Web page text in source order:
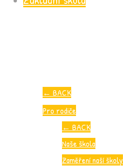
← BACK
Pro rodiče
← BACK
Naše škola
Zaměření naší školy